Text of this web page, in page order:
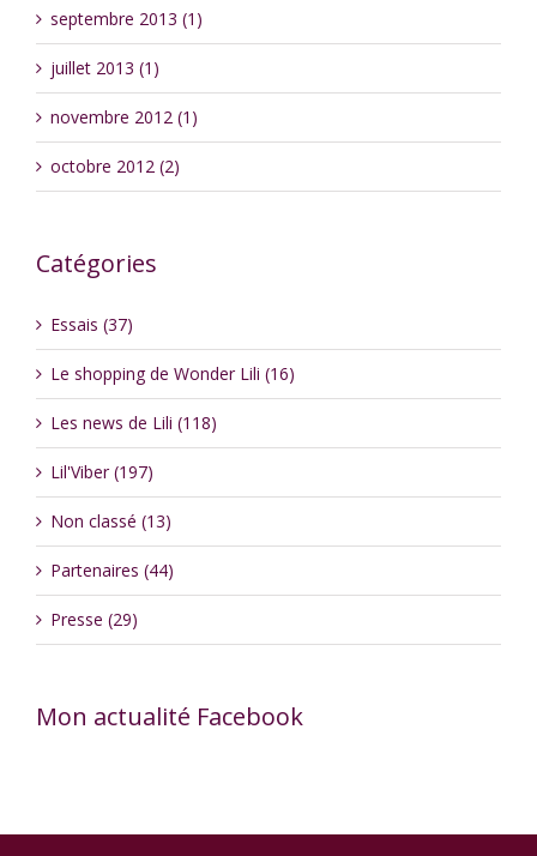
septembre 2013 (1)
juillet 2013 (1)
novembre 2012 (1)
octobre 2012 (2)
Catégories
Essais (37)
Le shopping de Wonder Lili (16)
Les news de Lili (118)
Lil'Viber (197)
Non classé (13)
Partenaires (44)
Presse (29)
Mon actualité Facebook